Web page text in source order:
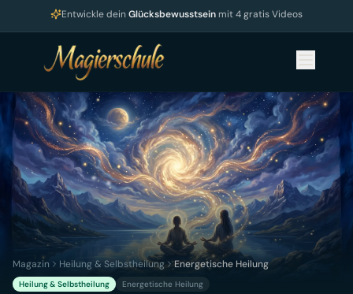
Entwickle dein Glücksbewusstseinmit 4 gratis Videos
Magazin Heilung & Selbstheilung Energetische Heilung
Heilung & Selbstheilung Energetische Heilung